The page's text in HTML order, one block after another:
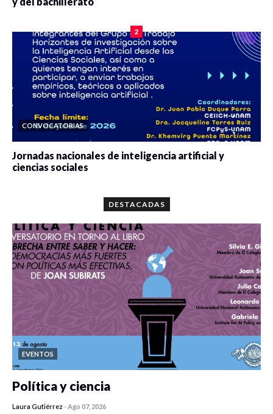
2
CONVOCATORIAS
Jornadas nacionales de inteligencia artificial y
ciencias sociales
DESTACADAS
EVENTOS
Política y ciencia
Laura Gutiérrez -Ago 07, 2026